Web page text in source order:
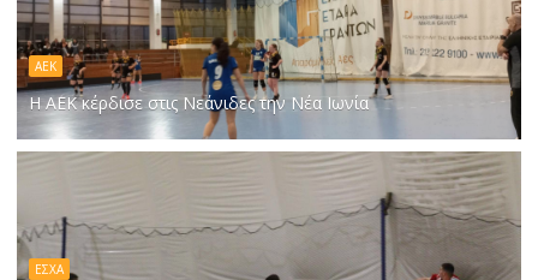
ΑΕΚ
Η ΑΕΚ κέρδισε στις Νεάνιδες την Νέα Ιωνία
ΕΣΧΑ